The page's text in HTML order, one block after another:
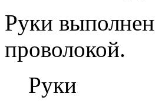
Руки
проволокой.
Руки